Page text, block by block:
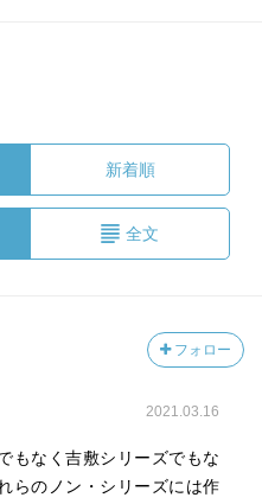
新着順
全文
フォロー
2021.03.16
もなく吉敷シリーズでもな
らのノン・シリーズには作